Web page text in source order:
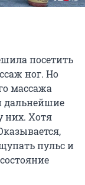
посетить
ног. Но
массажа
дальнейшие
них. Хотя
пульс и